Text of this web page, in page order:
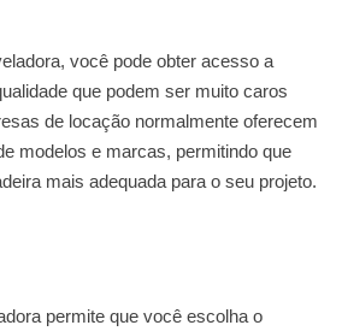
você pode obter acesso a
que podem ser muito caros
de locação normalmente oferecem
modelos e marcas, permitindo que
mais adequada para o seu projeto.
permite que você escolha o